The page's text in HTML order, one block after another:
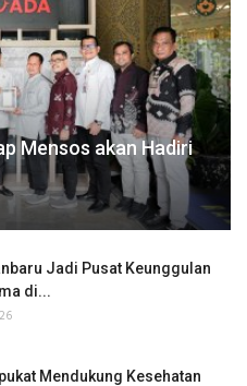
Mensos akan Hadiri
Jadi Pusat Keunggulan
di...
Mendukung Kesehatan